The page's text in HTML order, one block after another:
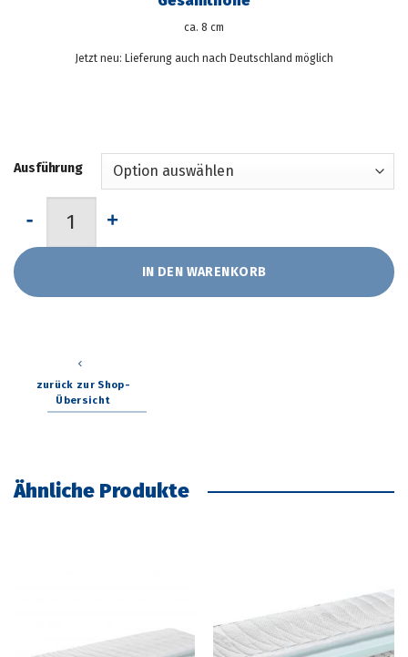
ca. 8 cm
Jetzt neu: Lieferung auch nach Deutschland möglich
Ausführung
IN DEN WARENKORB
zurück zur Shop-
Übersicht
Ähnliche Produkte